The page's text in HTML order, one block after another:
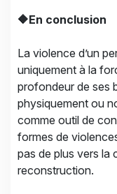
🔶En conclusion
La violence d’un
uniquement à la
profondeur de ses
physiquement ou
comme outil de
formes de
pas de plus vers la
reconstruction.